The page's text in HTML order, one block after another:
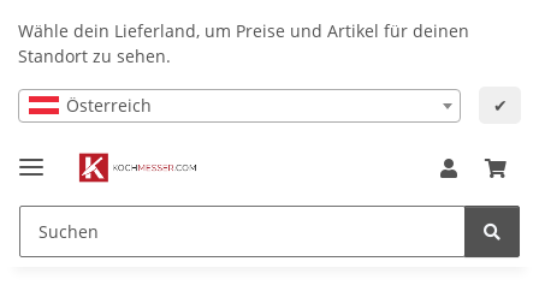
Wähle dein Lieferland, um Preise und Artikel für deinen
Standort zu sehen.
Österreich ✔